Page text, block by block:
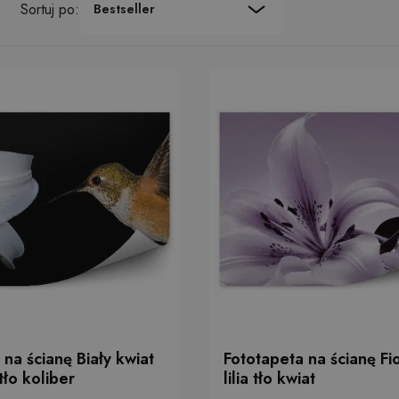
Sortuj po: Bestseller
ścianę Biały kwiat
koliber
Fototapeta na ścianę
lilia tło kwiat